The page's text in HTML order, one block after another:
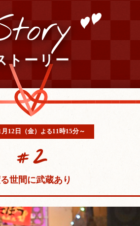
トーリー
12日（金） よる11時15分～
#2
世間に武蔵あり